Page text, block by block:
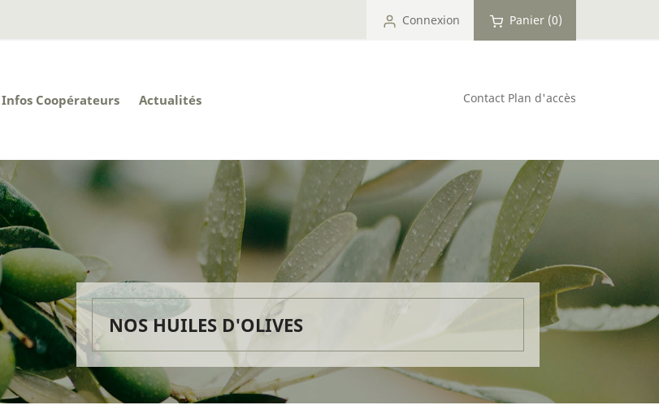
Connexion Panier (0)
Infos Coopérateurs Actualités Contact Plan d'accès
NOS HUILES D'OLIVES